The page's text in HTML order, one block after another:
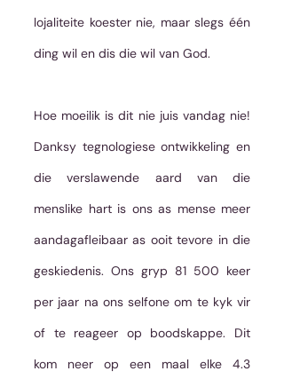
lojaliteite koester nie, maar slegs één
ding wil en dis die wil van God.
Hoe moeilik is dit nie juis vandag nie!
Danksy tegnologiese ontwikkeling en
die verslawende aard van die
menslike hart is ons as mense meer
aandagafleibaar as ooit tevore in die
geskiedenis. Ons gryp 81 500 keer
per jaar na ons selfone om te kyk vir
of te reageer op boodskappe. Dit
kom neer op een maal elke 4.3